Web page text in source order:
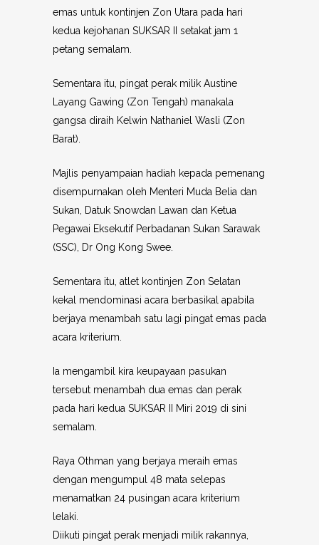
emas untuk kontinjen Zon Utara pada hari
kedua kejohanan SUKSAR II setakat jam 1
petang semalam.
Sementara itu, pingat perak milik Austine
Layang Gawing (Zon Tengah) manakala
gangsa diraih Kelwin Nathaniel Wasli (Zon
Barat).
Majlis penyampaian hadiah kepada pemenang
disempurnakan oleh Menteri Muda Belia dan
Sukan, Datuk Snowdan Lawan dan Ketua
Pegawai Eksekutif Perbadanan Sukan Sarawak
(SSC), Dr Ong Kong Swee.
Sementara itu, atlet kontinjen Zon Selatan
kekal mendominasi acara berbasikal apabila
berjaya menambah satu lagi pingat emas pada
acara kriterium.
Ia mengambil kira keupayaan pasukan
tersebut menambah dua emas dan perak
pada hari kedua SUKSAR II Miri 2019 di sini
semalam.
Raya Othman yang berjaya meraih emas
dengan mengumpul 48 mata selepas
menamatkan 24 pusingan acara kriterium
lelaki.
Diikuti pingat perak menjadi milik rakannya,